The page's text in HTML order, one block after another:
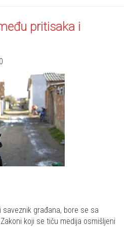
pritisaka i
saveznik građana, bore se sa
koji se tiču medija osmišljeni